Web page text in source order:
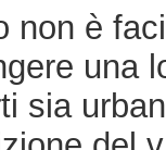
non è
una
sia